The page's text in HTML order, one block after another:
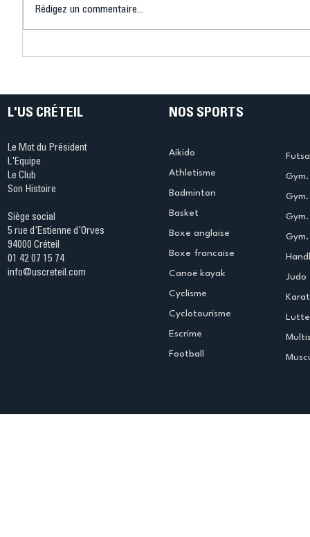
Rédigez un commentaire...
L'US CRÉTEIL
Le Mot du Président
L'Equipe
Le Club
Son Histoire
Siège social
5 rue d'Estienne d'Orves
94000 Créteil
01 42 07 15 74
info@uscreteil.com
NOS SPORTS
Aikido
Athletisme
Badminton
Basket
Boxe anglaise
Boxe francaise
Canoë kayak
Cyclisme
Cyclotourisme
Escrime
Football
Judo
Lutte